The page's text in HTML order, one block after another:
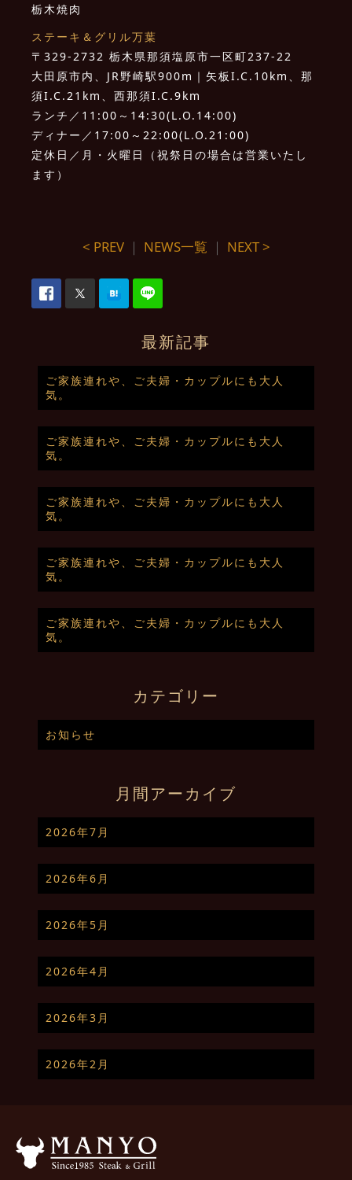
栃木焼肉
ステーキ＆グリル万葉
〒329-2732 栃木県那須塩原市一区町237-22
大田原市内、JR野崎駅900m｜矢板I.C.10km、那
須I.C.21km、西那須I.C.9km
ランチ／11:00～14:30(L.O.14:00)
ディナー／17:00～22:00(L.O.21:00)
定休日／月・火曜日（祝祭日の場合は営業いたし
ます）
< PREV｜ NEWS一覧 ｜ NEXT >
最新記事
ご家族連れや、ご夫婦・カップルにも大人
気。
ご家族連れや、ご夫婦・カップルにも大人
気。
ご家族連れや、ご夫婦・カップルにも大人
気。
ご家族連れや、ご夫婦・カップルにも大人
気。
ご家族連れや、ご夫婦・カップルにも大人
気。
カテゴリー
お知らせ
月間アーカイブ
2026年7月
2026年6月
2026年5月
2026年4月
2026年3月
2026年2月